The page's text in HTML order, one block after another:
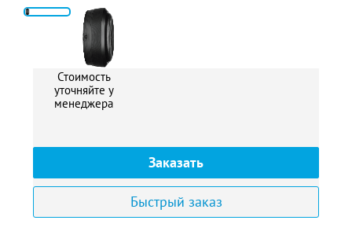
Стоимость
уточняйте у
менеджера
Заказать
Быстрый заказ